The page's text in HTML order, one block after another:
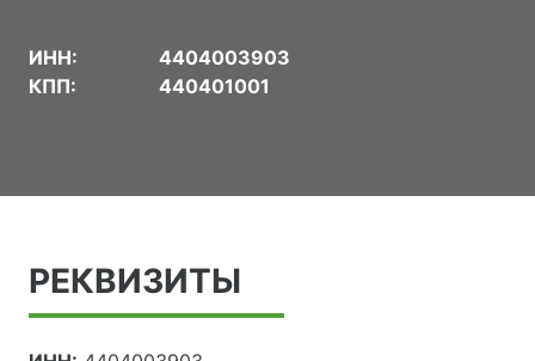
ИНН:
4404003903
КПП:
440401001
РЕКВИЗИТЫ